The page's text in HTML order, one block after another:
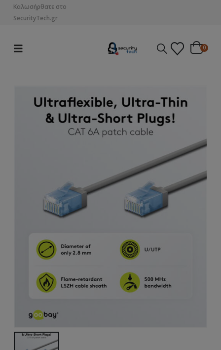
Καλωσήρθατε στο
SecurityTech.gr
0